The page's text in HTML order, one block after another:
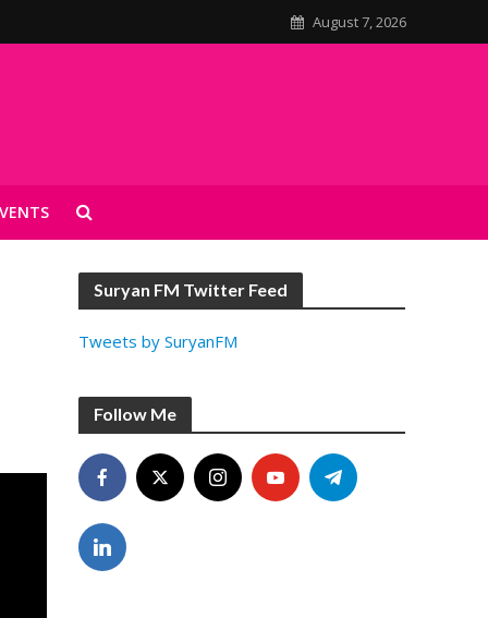
August 7, 2026
Suryan FM Twitter Feed
Tweets by SuryanFM
Follow Me